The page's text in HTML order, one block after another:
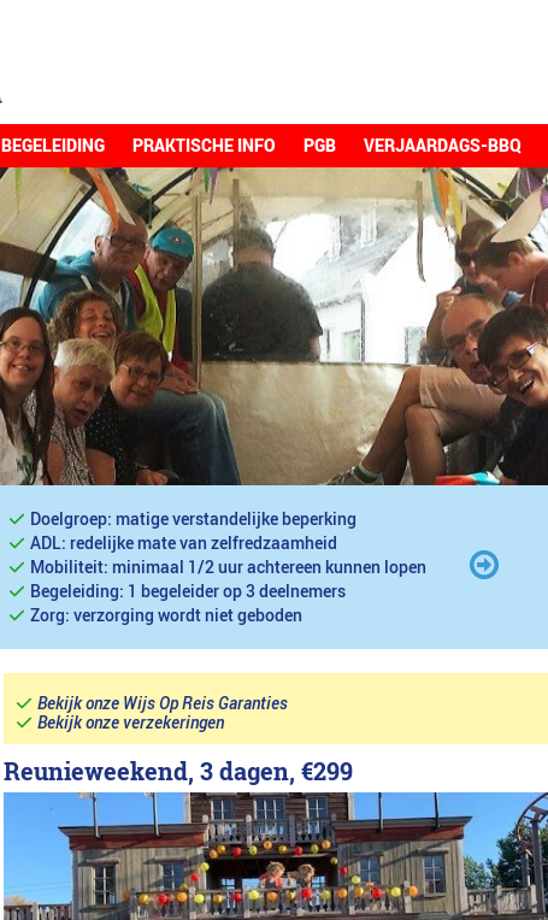
BEGELEIDING PRAKTISCHE INFO PGB VERJAARDAGS-BBQ
Doelgroep: matige verstandelijke beperking
ADL: redelijke mate van zelfredzaamheid
Mobiliteit: minimaal 1/2 uur achtereen kunnen lopen
Begeleiding: 1 begeleider op 3 deelnemers
Zorg: verzorging wordt niet geboden
Bekijk onze Wijs Op Reis Garanties
Bekijk onze verzekeringen
Reunieweekend, 3 dagen, €299